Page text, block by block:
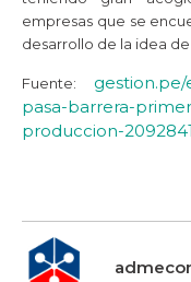
empresas que se
desarrollo de la idea
Fuente:
pasa-barrera-
produccion-2092841